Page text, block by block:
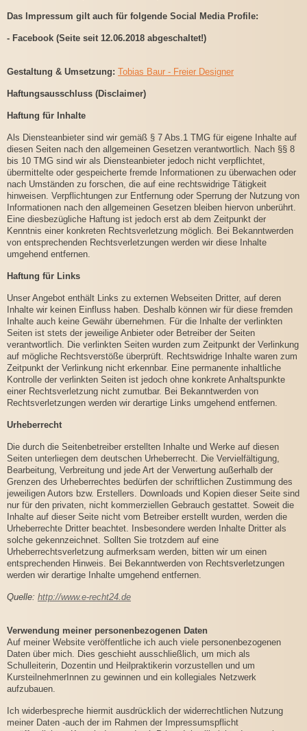
Das Impressum gilt auch für folgende Social Media Profile:
- Facebook (Seite seit 12.06.2018 abgeschaltet!)
Gestaltung & Umsetzung: Tobias Baur - Freier Designer
Haftungsausschluss (Disclaimer)
Haftung für Inhalte
Als Diensteanbieter sind wir gemäß § 7 Abs.1 TMG für eigene Inhalte auf
diesen Seiten nach den allgemeinen Gesetzen verantwortlich. Nach §§ 8
bis 10 TMG sind wir als Diensteanbieter jedoch nicht verpflichtet,
übermittelte oder gespeicherte fremde Informationen zu überwachen oder
nach Umständen zu forschen, die auf eine rechtswidrige Tätigkeit
hinweisen. Verpflichtungen zur Entfernung oder Sperrung der Nutzung von
Informationen nach den allgemeinen Gesetzen bleiben hiervon unberührt.
Eine diesbezügliche Haftung ist jedoch erst ab dem Zeitpunkt der
Kenntnis einer konkreten Rechtsverletzung möglich. Bei Bekanntwerden
von entsprechenden Rechtsverletzungen werden wir diese Inhalte
umgehend entfernen.
Haftung für Links
Unser Angebot enthält Links zu externen Webseiten Dritter, auf deren
Inhalte wir keinen Einfluss haben. Deshalb können wir für diese fremden
Inhalte auch keine Gewähr übernehmen. Für die Inhalte der verlinkten
Seiten ist stets der jeweilige Anbieter oder Betreiber der Seiten
verantwortlich. Die verlinkten Seiten wurden zum Zeitpunkt der Verlinkung
auf mögliche Rechtsverstöße überprüft. Rechtswidrige Inhalte waren zum
Zeitpunkt der Verlinkung nicht erkennbar. Eine permanente inhaltliche
Kontrolle der verlinkten Seiten ist jedoch ohne konkrete Anhaltspunkte
einer Rechtsverletzung nicht zumutbar. Bei Bekanntwerden von
Rechtsverletzungen werden wir derartige Links umgehend entfernen.
Urheberrecht
Die durch die Seitenbetreiber erstellten Inhalte und Werke auf diesen
Seiten unterliegen dem deutschen Urheberrecht. Die Vervielfältigung,
Bearbeitung, Verbreitung und jede Art der Verwertung außerhalb der
Grenzen des Urheberrechtes bedürfen der schriftlichen Zustimmung des
jeweiligen Autors bzw. Erstellers. Downloads und Kopien dieser Seite sind
nur für den privaten, nicht kommerziellen Gebrauch gestattet. Soweit die
Inhalte auf dieser Seite nicht vom Betreiber erstellt wurden, werden die
Urheberrechte Dritter beachtet. Insbesondere werden Inhalte Dritter als
solche gekennzeichnet. Sollten Sie trotzdem auf eine
Urheberrechtsverletzung aufmerksam werden, bitten wir um einen
entsprechenden Hinweis. Bei Bekanntwerden von Rechtsverletzungen
werden wir derartige Inhalte umgehend entfernen.
Quelle: http://www.e-recht24.de
Verwendung meiner personenbezogenen Daten
Auf meiner Website veröffentliche ich auch viele personenbezogenen
Daten über mich. Dies geschieht ausschließlich, um mich als
Schulleiterin, Dozentin und Heilpraktikerin vorzustellen und um
KursteilnehmerInnen zu gewinnen und ein kollegiales Netzwerk
aufzubauen.
Ich widerbespreche hiermit ausdrücklich der widerrechtlichen Nutzung
meiner Daten -auch der im Rahmen der Impressumspflicht